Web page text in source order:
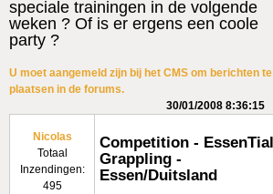
speciale trainingen in de volgende
weken ? Of is er ergens een coole
party ?
U moet aangemeld zijn bij het CMS om berichten te
plaatsen in de forums.
30/01/2008 8:36:15
Nicolas
Totaal
Inzendingen:
495
Competition - EssenTial
Grappling -
Essen/Duitsland